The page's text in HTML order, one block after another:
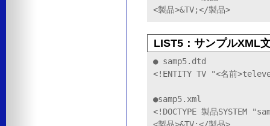
<製品>&TV;</製品>
LIST5：サンプルXML
● samp5.dtd
<!ENTITY TV "<名前
●samp5.xml
<!DOCTYPE 製品SYSTEM
<製品>&TV;</製品>